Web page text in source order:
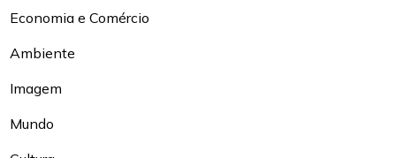
Economia e Comércio
Ambiente
Imagem
Mundo